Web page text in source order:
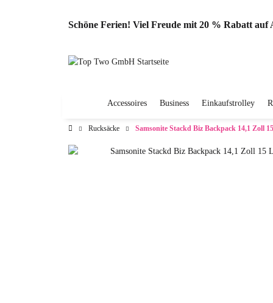
Schöne Ferien! Viel Freude mit 20 % Rabatt
Accessoires Business Einkaufstrolley
Rucksäcke Samsonite Stackd Biz Backpack 14,1 Zoll